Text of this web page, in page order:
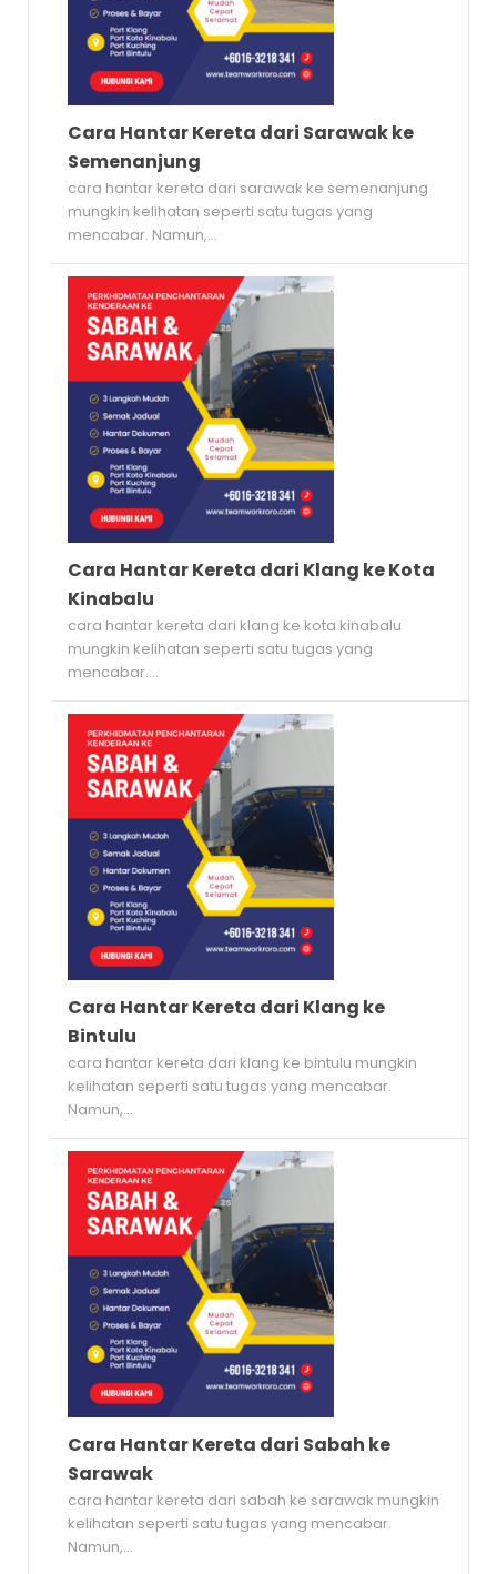
Cara Hantar Kereta dari Sarawak ke
Semenanjung
cara hantar kereta dari sarawak ke semenanjung
mungkin kelihatan seperti satu tugas yang
mencabar. Namun,...
Cara Hantar Kereta dari Klang ke Kota
Kinabalu
cara hantar kereta dari klang ke kota kinabalu
mungkin kelihatan seperti satu tugas yang
mencabar....
Cara Hantar Kereta dari Klang ke
Bintulu
cara hantar kereta dari klang ke bintulu mungkin
kelihatan seperti satu tugas yang mencabar.
Namun,...
Cara Hantar Kereta dari Sabah ke
Sarawak
cara hantar kereta dari sabah ke sarawak mungkin
kelihatan seperti satu tugas yang mencabar.
Namun,...